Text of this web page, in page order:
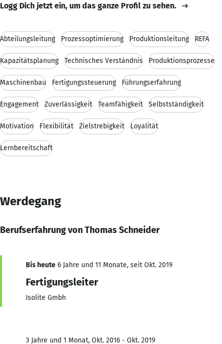
Logg Dich jetzt ein, um das ganze Profil zu sehen.
Abteilungsleitung Prozessoptimierung Produktionsleitung REFA
Kapazitätsplanung Technisches Verständnis Produktionsprozesse
Maschinenbau Fertigungssteuerung Führungserfahrung
Engagement Zuverlässigkeit Teamfähigkeit Selbstständigkeit
Motivation Flexibilität Zielstrebigkeit Loyalität
Lernbereitschaft
Werdegang
Berufserfahrung von Thomas Schneider
Bis heute 6 Jahre und 11 Monate, seit Okt. 2019
Fertigungsleiter
Isolite Gmbh
3 Jahre und 1 Monat, Okt. 2016 - Okt. 2019